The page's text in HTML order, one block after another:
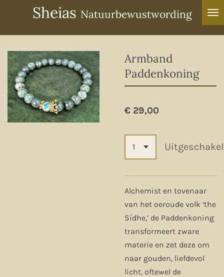
de
hoofdinhoud
Sheias Natuurbewustwording
Armband
Paddenkoning
€ 29,00
Alchemist en tovenaar
van het oeroude volk ‘the
Sídhe,’ de Paddenkoning
transformeert zware
materie en zet deze om
naar gouden, liefdevol
licht, oftewel de